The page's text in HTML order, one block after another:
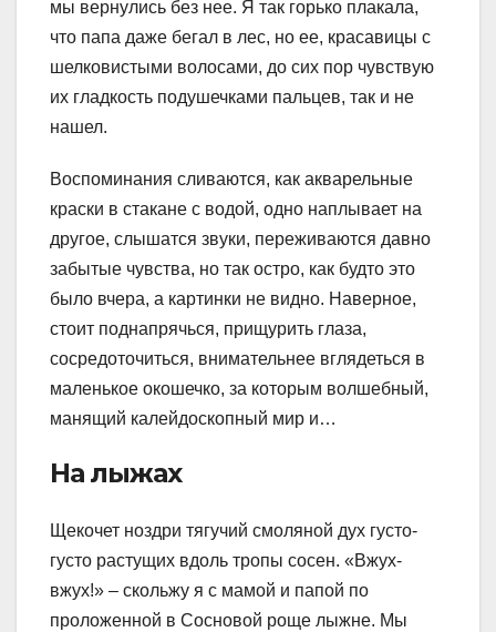
мы вернулись без нее. Я так горько плакала,
что папа даже бегал в лес, но ее, красавицы с
шелковистыми волосами, до сих пор чувствую
их гладкость подушечками пальцев, так и не
нашел.
Воспоминания сливаются, как акварельные
краски в стакане с водой, одно наплывает на
другое, слышатся звуки, переживаются давно
забытые чувства, но так остро, как будто это
было вчера, а картинки не видно. Наверное,
стоит поднапрячься, прищурить глаза,
сосредоточиться, внимательнее вглядеться в
маленькое окошечко, за которым волшебный,
манящий калейдоскопный мир и…
На лыжах
Щекочет ноздри тягучий смоляной дух густо-
густо растущих вдоль тропы сосен. «Вжух-
вжух!» – скольжу я с мамой и папой по
проложенной в Сосновой роще лыжне. Мы